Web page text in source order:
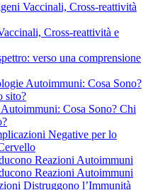
Vaccinali, Cross-reattività
Cross-reattività e
verso una comprensione
Autoimmuni: Cosa Sono?
sito?
Cosa Sono? Chi
Negative per lo
Reazioni Autoimmuni
Reazioni Autoimmuni
Distruggono l’Immunità